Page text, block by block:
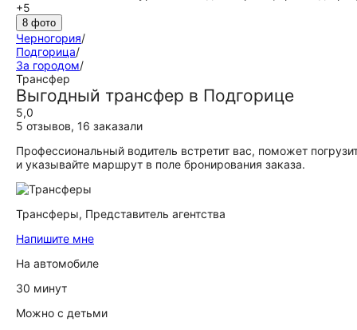
+5
8 фото
Черногория/
Подгорица/
За городом/
Трансфер
Выгодный трансфер в Подгорице
5,0
5 отзывов, 16 заказали
Профессиональный водитель встретит вас, поможет
и указывайте маршрут в поле бронирования заказа.
Трансферы, Представитель агентства
Напишите мне
На автомобиле
30 минут
Можно с детьми